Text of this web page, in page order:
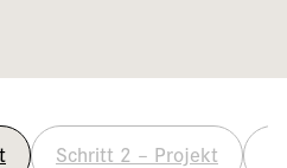
Schritt 2 – Projekt